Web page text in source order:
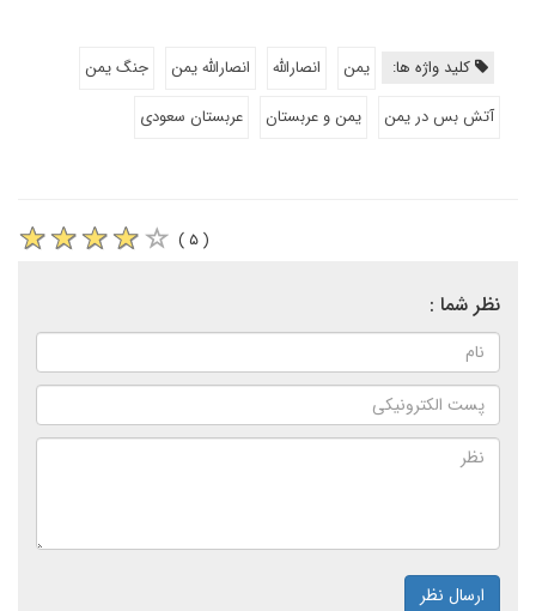
کلید واژه ها: یمن انصارالله انصارالله یمن
جنگ یمن
آتش بس در یمن
یمن و عربستان عربستان سعودی
( ۵ )
نظر شما :
ارسال نظر